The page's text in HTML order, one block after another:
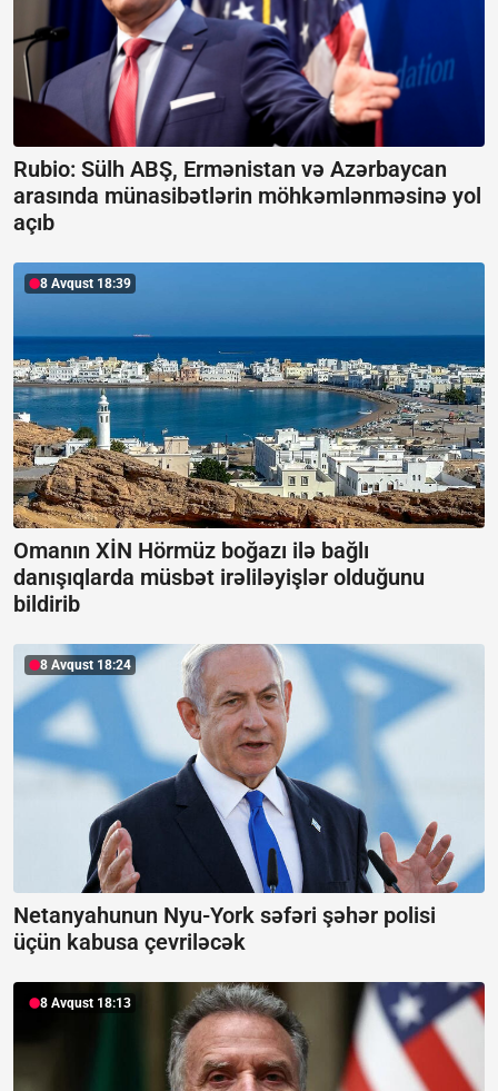
Rubio: Sülh ABŞ, Ermənistan və Azərbaycan
arasında münasibətlərin möhkəmlənməsinə yol
açıb
8 Avqust 18:39
Omanın XİN Hörmüz boğazı ilə bağlı
danışıqlarda müsbət irəliləyişlər olduğunu
bildirib
8 Avqust 18:24
Netanyahunun Nyu-York səfəri şəhər polisi
üçün kabusa çevriləcək
8 Avqust 18:13